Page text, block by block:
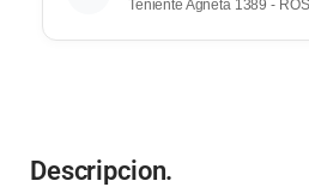
Teniente Agneta 1389 -
Descripcion.